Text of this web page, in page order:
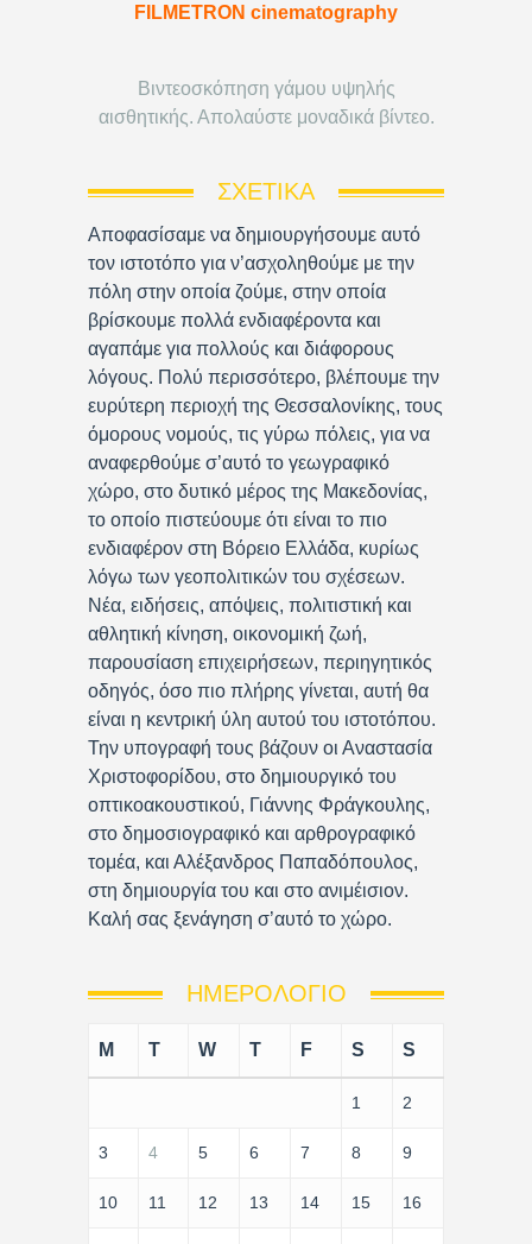
FILMETRON cinematography
Βιντεοσκόπηση γάμου υψηλής
αισθητικής. Απολαύστε μοναδικά βίντεο.
ΣΧΕΤΙΚΆ
Αποφασίσαμε να δημιουργήσουμε αυτό
τον ιστοτόπο για ν’ασχοληθούμε με την
πόλη στην οποία ζούμε, στην οποία
βρίσκουμε πολλά ενδιαφέροντα και
αγαπάμε για πολλούς και διάφορους
λόγους. Πολύ περισσότερο, βλέπουμε την
ευρύτερη περιοχή της Θεσσαλονίκης, τους
όμορους νομούς, τις γύρω πόλεις, για να
αναφερθούμε σ’αυτό το γεωγραφικό
χώρο, στο δυτικό μέρος της Μακεδονίας,
το οποίο πιστεύουμε ότι είναι το πιο
ενδιαφέρον στη Βόρειο Ελλάδα, κυρίως
λόγω των γεοπολιτικών του σχέσεων.
Νέα, ειδήσεις, απόψεις, πολιτιστική και
αθλητική κίνηση, οικονομική ζωή,
παρουσίαση επιχειρήσεων, περιηγητικός
οδηγός, όσο πιο πλήρης γίνεται, αυτή θα
είναι η κεντρική ύλη αυτού του ιστοτόπου.
Την υπογραφή τους βάζουν οι Αναστασία
Χριστοφορίδου, στο δημιουργικό του
οπτικοακουστικού, Γιάννης Φράγκουλης,
στο δημοσιογραφικό και αρθρογραφικό
τομέα, και Αλέξανδρος Παπαδόπουλος,
στη δημιουργία του και στο ανιμέισιον.
Καλή σας ξενάγηση σ’αυτό το χώρο.
ΗΜΕΡΟΛΌΓΙΟ
M T W T F S S
1 2
3 4 5 6 7 8 9
10 11 12 13 14 15 16